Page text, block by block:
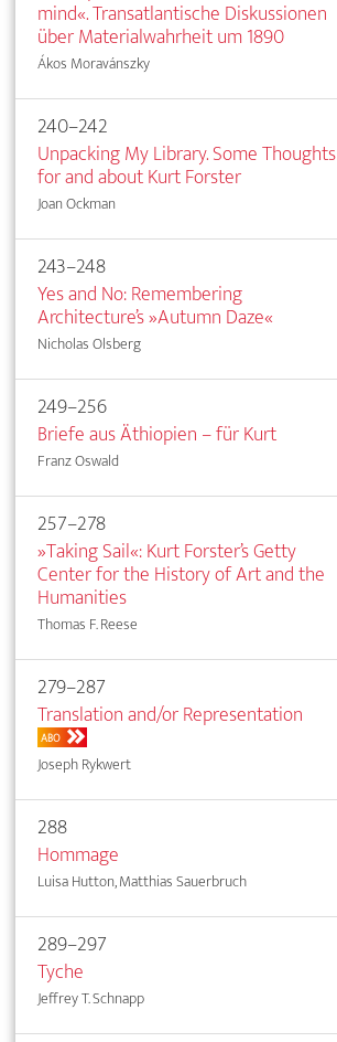
mind«. Transatlantische Diskussionen
über Materialwahrheit um 1890
Ákos Moravánszky
240–242
Unpacking My Library. Some Thoughts
for and about Kurt Forster
Joan Ockman
243–248
Yes and No: Remembering
Architecture’s »Autumn Daze«
Nicholas Olsberg
249–256
Briefe aus Äthiopien – für Kurt
Franz Oswald
257–278
»Taking Sail«: Kurt Forster’s Getty
Center for the History of Art and the
Humanities
Thomas F. Reese
279–287
Translation and/or Representation
ABO
Joseph Rykwert
288
Hommage
Luisa Hutton, Matthias Sauerbruch
289–297
Tyche
Jeffrey T. Schnapp